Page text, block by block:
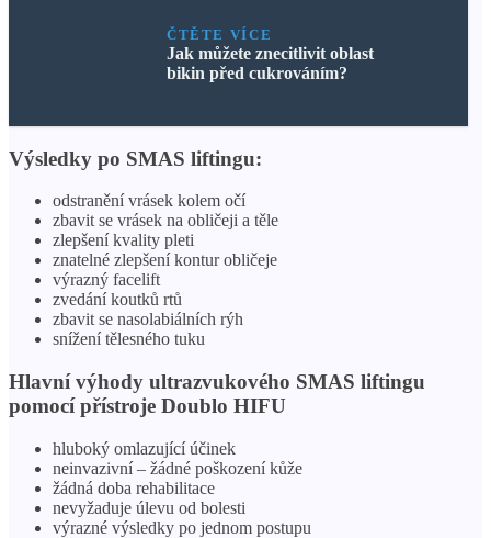
ČTĚTE VÍCE
Jak můžete znecitlivit oblast
bikin před cukrováním?
Výsledky po SMAS liftingu:
odstranění vrásek kolem očí
zbavit se vrásek na obličeji a těle
zlepšení kvality pleti
znatelné zlepšení kontur obličeje
výrazný facelift
zvedání koutků rtů
zbavit se nasolabiálních rýh
snížení tělesného tuku
Hlavní výhody ultrazvukového SMAS liftingu
pomocí přístroje Doublo HIFU
hluboký omlazující účinek
neinvazivní – žádné poškození kůže
žádná doba rehabilitace
nevyžaduje úlevu od bolesti
výrazné výsledky po jednom postupu